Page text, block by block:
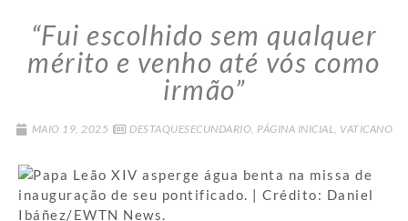
“Fui escolhido sem qualquer
mérito e venho até vós como
irmão”
MAIO 19, 2025 DESTAQUESECUNDARIO, PÁGINA INICIAL, VATICANO